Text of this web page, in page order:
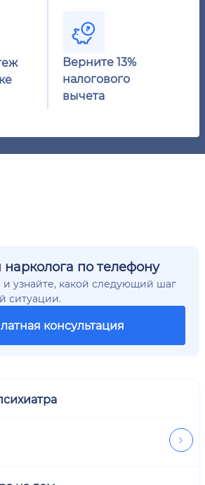
Верните 13%
налогового
вычета
нарколога по телефону
узнайте, какой следующий шаг
ситуации.
консультация